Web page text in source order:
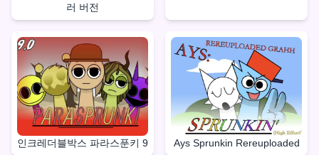
러 버전
인크레더블박스 파라스푼키 9 Ays Sprunkin Rereuploaded